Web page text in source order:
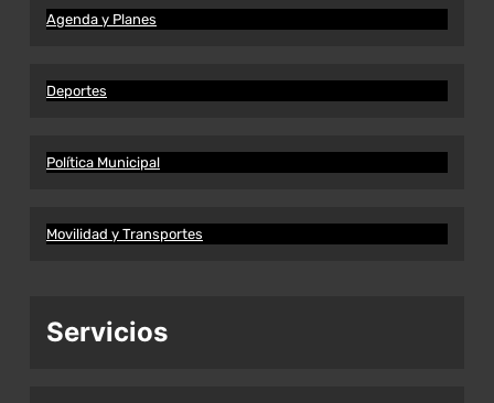
Agenda y Planes
Deportes
Política Municipal
Movilidad y Transportes
Servicios